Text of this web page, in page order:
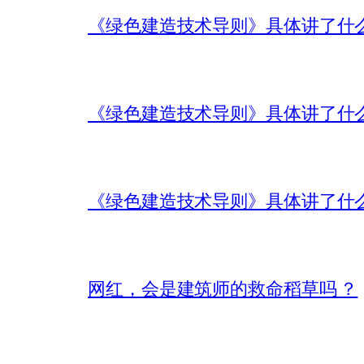
《绿色建造技术导则》具体讲了什
《绿色建造技术导则》具体讲了什
《绿色建造技术导则》具体讲了什
网红，会是建筑师的救命稻草吗 ？